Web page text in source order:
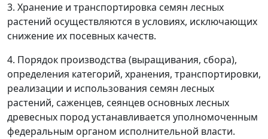
3. Хранение и транспортировка семян лесных
растений осуществляются в условиях, исключающих
снижение их посевных качеств.
4. Порядок производства (выращивания, сбора),
определения категорий, хранения, транспортировки,
реализации и использования семян лесных
растений, саженцев, сеянцев основных лесных
древесных пород устанавливается уполномоченным
федеральным органом исполнительной власти.